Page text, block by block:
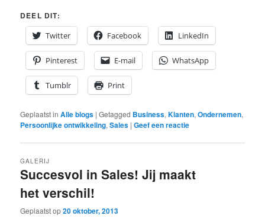
DEEL DIT:
Twitter
Facebook LinkedIn
Pinterest E-mail WhatsApp
Tumblr Print
Geplaatst in Alle blogs |Getagged Business,Klanten,Ondernemen,
Persoonlijke ontwikkeling,Sales |Geef een reactie
Succesvol in Sales! Jij maakt
het verschil!
GALERIJ
Geplaatst op20 oktober, 2013